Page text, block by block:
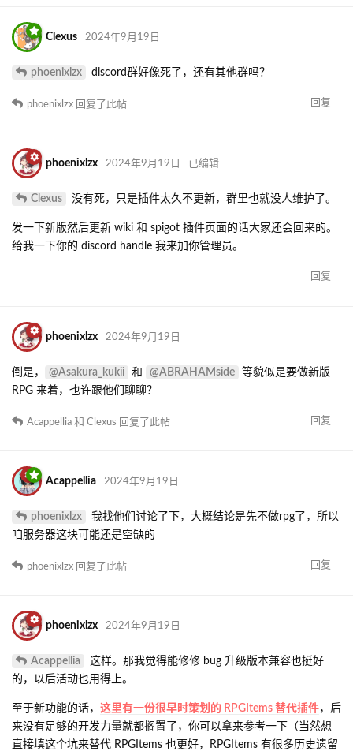
Clexus 2024年9月19日
phoenixlzx discord群好像死了，还有其他群吗？
回复
phoenixlzx 回复了此帖
phoenixlzx 2024年9月19日 已编辑
Clexus 没有死，只是插件太久不更新，群里也就没人维护了。
发一下新版然后更新 wiki 和 spigot 插件页面的话大家还会回来的。
给我一下你的 discord handle 我来加你管理员。
回复
phoenixlzx 2024年9月19日
倒是， @Asakura_kukii 和 @ABRAHAMside
等貌似是要做新版
RPG 来着，也许跟他们聊聊？
回复
Acappellia 和 Clexus 回复了此帖
Acappellia 2024年9月19日
phoenixlzx
我找他们讨论了下，大概结论是先不做rpg了，所以
咱服务器这块可能还是空缺的
回复
phoenixlzx 回复了此帖
phoenixlzx 2024年9月19日
Acappellia
这样。那我觉得能修修 bug 升级版本兼容也挺好
的，以后活动也用得上。
至于新功能的话， 这里有一份很早时策划的 RPGItems 替代插件，后
来没有足够的开发力量就都搁置了，你可以拿来参考一下（当然想
直接填这个坑来替代 RPGItems 也更好，RPGItems 有很多历史遗留